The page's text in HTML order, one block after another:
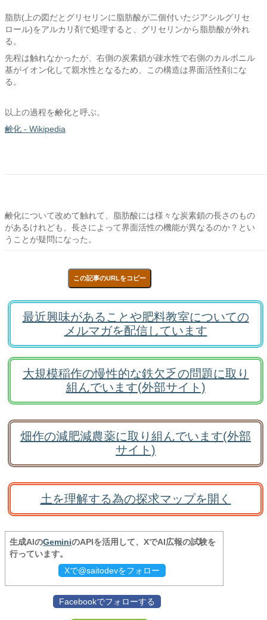
脂肪(上の図だとグリセリンに脂肪酸が二個付いたジアシルグリセ
ロール)をアルカリ剤で処理すると、グリセリンから脂肪酸が外れ
る。
先程は触れなかったが、右側の炭素鎖が疎水性で右側のカルボニル
基がイオン化して親水性となるため、この構造は界面活性剤にな
る。
以上の過程を鹸化と呼ぶ。
鹸化 - Wikipedia
鹸化について改めて触れて、脂肪酸には様々な炭素鎖の長さのもの
があるけれども、長さによって界面活性の機能が異なるのか？とい
うことが疑問になった。
この記事のURLをコピー
最近興味があることや肥料教室についての
メルマガを配信しています
大規模稲作の慢性的な鉄欠乏の問題に取り
組んでいます(外部サイト)
畑作の減肥減農薬に取り組んでいます(外部
サイト)
土を理解する為の探求マップを開く
生成AIのGeminiのAPIを活用して、XでAI広報の試験を
行っています。
Xで@saitodevをフォロー
Facebookでフォローする